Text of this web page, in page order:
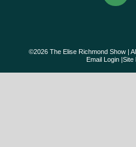
©2026 The Elise Richmond Show |
Email Login|Site